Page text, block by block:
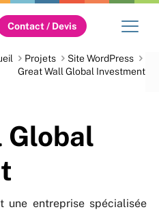
Contact / Devis
Projets
Site WordPress
Great Wall Global Investment
Global
une entreprise spécialisée